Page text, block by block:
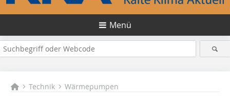
Menü
Technik Wärmepumpen